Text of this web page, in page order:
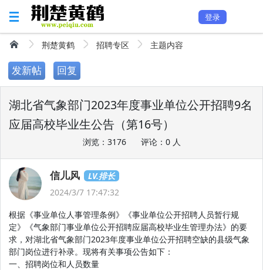
登录
荆楚黄鹤 招聘专区 主题内容
发新帖 回复
湖北省气象部门2023年度事业单位公开招聘9名
应届高校毕业生公告（第16号）
浏览：3176 评论：0 人
信儿风
LV.排长
2024/3/7 17:47:32
根据《事业单位人事管理条例》《事业单位公开招聘人员暂行规
定》《气象部门事业单位公开招聘应届高校毕业生管理办法》的要
求，对湖北省气象部门2023年度事业单位公开招聘空缺的县级气象
部门岗位进行补录。现将有关事项公告如下：
一、招聘岗位和人员数量